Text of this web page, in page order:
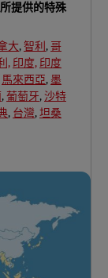
提供的特殊
大,智利 ,哥
, 印度, 印度
馬來西亞, 墨
,葡萄牙, 沙特
, 台灣,坦桑